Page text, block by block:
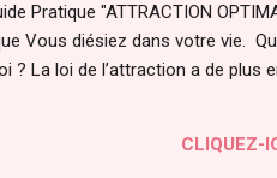
Pratique "ATTRACTION
Vous diésiez dans votre vie.
La loi de l’attraction a de plus
pour maîtriser les lois et le
savants dont Gali...
CLIQUEZ-